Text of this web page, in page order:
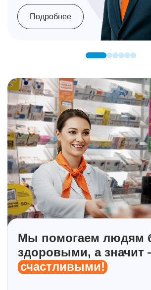
Подробнее
Мы помогаем людям
здоровыми, а значит
счастливыми!